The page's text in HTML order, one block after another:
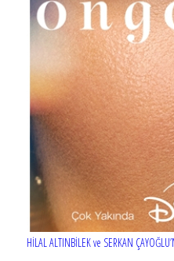
HİLAL ALTINBİLEK ve SERKAN